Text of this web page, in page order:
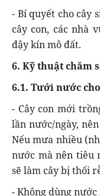
- Bí quyết cho cây
cây con, các nhà
đậy kín mô đất.
6. Kỹ thuật chăm
6.1. Tưới nước
- Cây con mới
lần nước/ngày,
Nếu mưa nhiều
nước mà nên tiêu
sẽ làm cây bị thối
- Không dùng